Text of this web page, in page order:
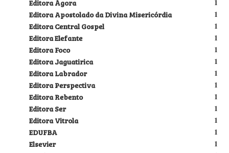
1
Editora Ágora
1
Editora Apostolado da Divina Misericórdia
1
Editora Central Gospel
1
Editora Elefante
1
Editora Foco
1
Editora Jaguatirica
1
Editora Labrador
1
Editora Perspectiva
1
Editora Rebento
1
Editora Ser
1
Editora Vitrola
1
EDUFBA
1
Elsevier